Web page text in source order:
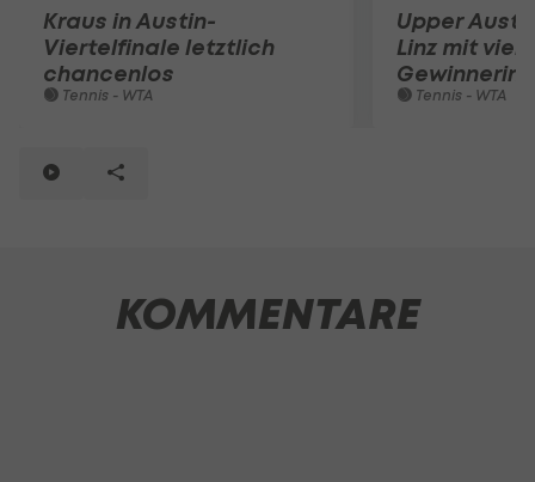
Kraus in Austin-
Viertelfinale letztlich
chancenlos
Tennis - WTA
Upper
Linz mit vier
Tennis - WTA
KOMMENTARE